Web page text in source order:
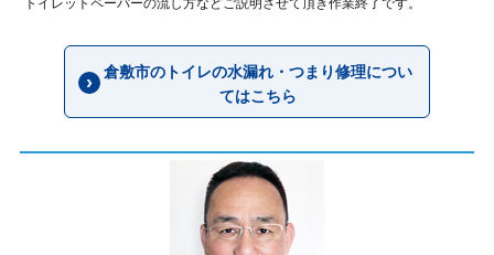
トイレットペーパーの流し方などご説明させて頂き作業終了です。
倉敷市のトイレの水漏れ・つまり修理につい
てはこちら